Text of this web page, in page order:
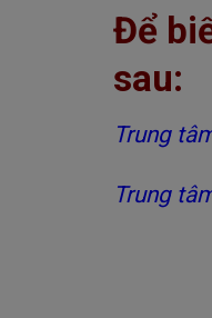
Để
sau:
Trung
Trung